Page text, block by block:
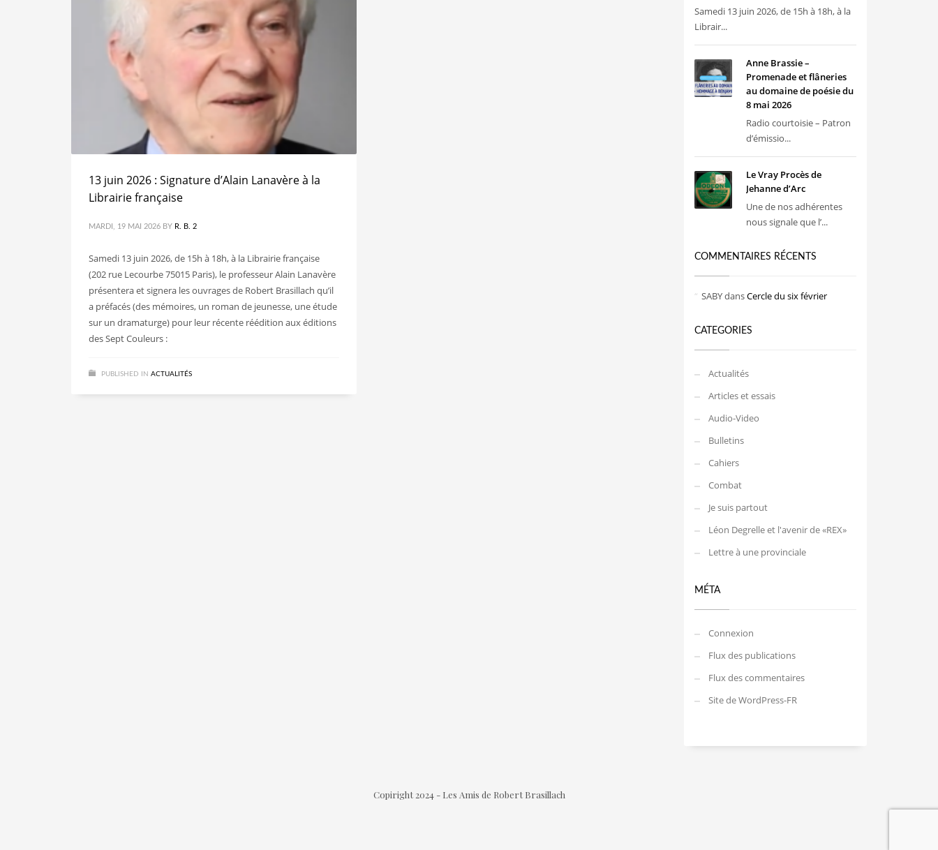
13 juin 2026 : Signature d’Alain Lanavère à la
Librairie française
MARDI, 19 MAI 2026 BY R. B. 2
Samedi 13 juin 2026, de 15h à 18h, à la Librairie française
(202 rue Lecourbe 75015 Paris), le professeur Alain Lanavère
présentera et signera les ouvrages de Robert Brasillach qu’il
a préfacés (des mémoires, un roman de jeunesse, une étude
sur un dramaturge) pour leur récente réédition aux éditions
des Sept Couleurs :
PUBLISHED IN ACTUALITÉS
Samedi 13 juin 2026, de 15h à 18h, à la
Librair...
Anne Brassie –
Promenade et flâneries
au domaine de poésie du
8 mai 2026
Radio courtoisie – Patron
d’émissio...
Le Vray Procès de
Jehanne d’Arc
Une de nos adhérentes
nous signale que l’...
COMMENTAIRES RÉCENTS
SABYdansCercle du six février
CATEGORIES
Actualités
Articles et essais
Audio-Video
Bulletins
Cahiers
Combat
Je suis partout
Léon Degrelle et l'avenir de «REX»
Lettre à une provinciale
MÉTA
Connexion
Flux des publications
Flux des commentaires
Site de WordPress-FR
Copiright 2024 - Les Amis de Robert Brasillach